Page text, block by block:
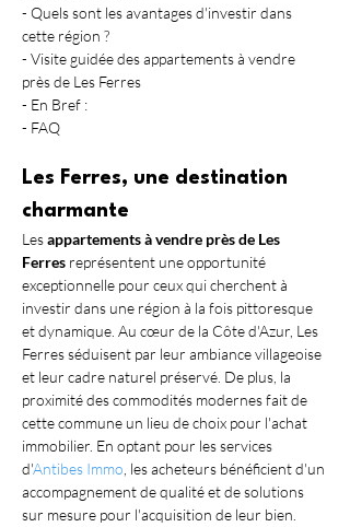
- Quels sont les avantages d'investir dans
cette région ?
- Visite guidée des appartements à vendre
près de Les Ferres
- En Bref :
- FAQ
Les Ferres, une destination
charmante
Les appartements à vendre près de Les
Ferres représentent une opportunité
exceptionnelle pour ceux qui cherchent à
investir dans une région à la fois pittoresque
et dynamique. Au cœur de la Côte d'Azur, Les
Ferres séduisent par leur ambiance villageoise
et leur cadre naturel préservé. De plus, la
proximité des commodités modernes fait de
cette commune un lieu de choix pour l'achat
immobilier. En optant pour les services
d'Antibes Immo , les acheteurs bénéficient d'un
accompagnement de qualité et de solutions
sur mesure pour l'acquisition de leur bien.